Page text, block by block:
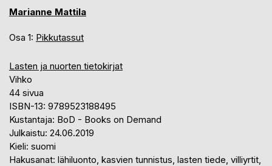
Marianne Mattila
Osa 1: Pikkutassut
Lasten ja nuorten tietokirjat
Vihko
44 sivua
ISBN-13: 9789523188495
Kustantaja: BoD - Books on Demand
Julkaistu: 24.06.2019
Kieli: suomi
Hakusanat: lähiluonto, kasvien tunnistus, lasten tiede, villiyrtit,